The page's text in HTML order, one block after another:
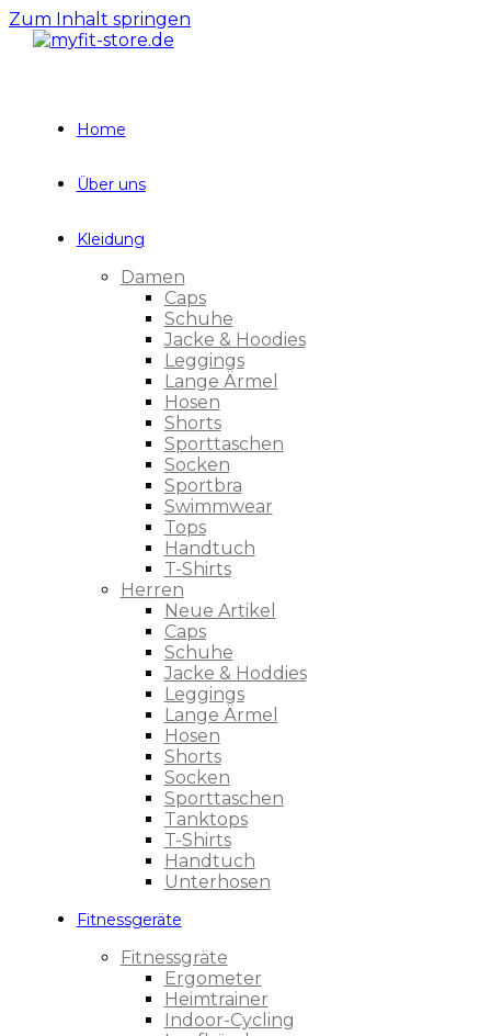
Zum Inhalt springen
Home
Über uns
Kleidung
Damen
Caps
Schuhe
Jacke & Hoodies
Leggings
Lange Ärmel
Hosen
Shorts
Sporttaschen
Socken
Sportbra
Swimmwear
Tops
Handtuch
T-Shirts
Herren
Neue Artikel
Caps
Schuhe
Jacke & Hoddies
Leggings
Lange Ärmel
Hosen
Shorts
Socken
Sporttaschen
Tanktops
T-Shirts
Handtuch
Unterhosen
Fitnessgeräte
Fitnessgräte
Ergometer
Heimtrainer
Indoor-Cycling